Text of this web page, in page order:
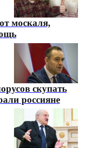
москаля,
скупать
россияне